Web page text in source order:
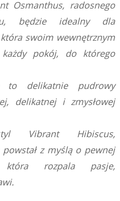
Osmanthus, radosnego
będzie idealny dla
swoim wewnętrznym
każdy pokój, do którego
to delikatnie pudrowy
delikatnej i zmysłowej
Vibrant Hibiscus,
powstał z myślą o pewnej
rozpala pasje,